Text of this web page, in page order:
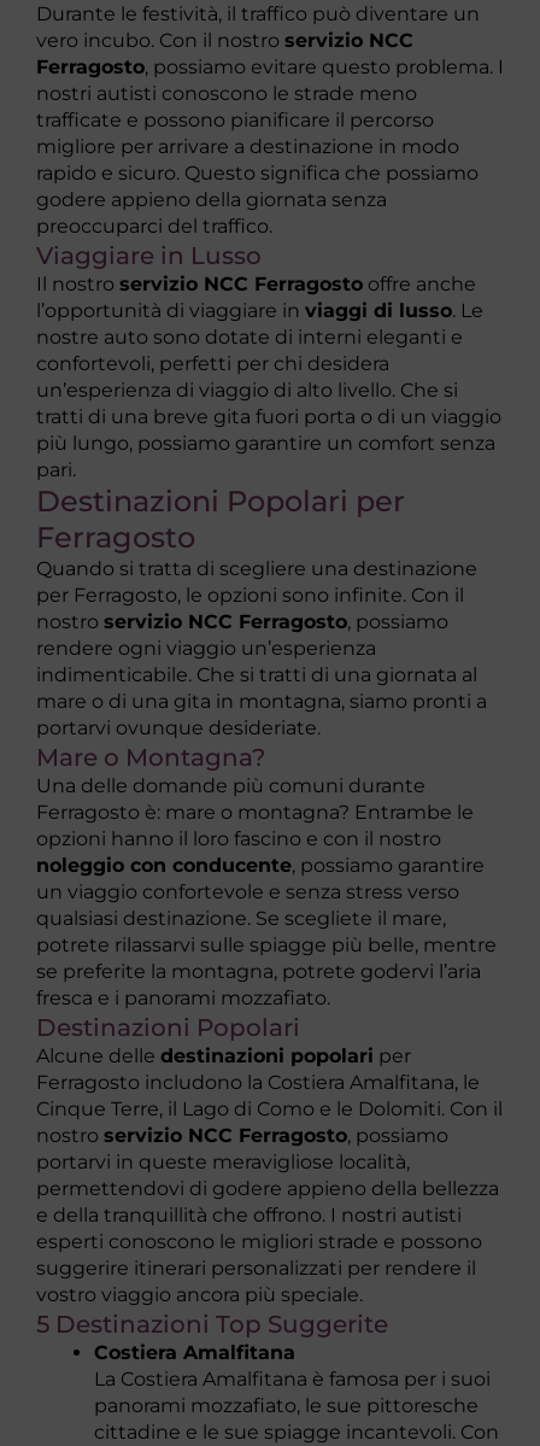
Durante le festività, il traffico può diventare un
vero incubo. Con il nostro servizio NCC
Ferragosto, possiamo evitare questo problema. I
nostri autisti conoscono le strade meno
trafficate e possono pianificare il percorso
migliore per arrivare a destinazione in modo
rapido e sicuro. Questo significa che possiamo
godere appieno della giornata senza
preoccuparci del traffico.
Viaggiare in Lusso
Il nostro servizio NCC Ferragosto offre anche
l’opportunità di viaggiare in viaggi di lusso. Le
nostre auto sono dotate di interni eleganti e
confortevoli, perfetti per chi desidera
un’esperienza di viaggio di alto livello. Che si
tratti di una breve gita fuori porta o di un viaggio
più lungo, possiamo garantire un comfort senza
pari.
Destinazioni Popolari per
Ferragosto
Quando si tratta di scegliere una destinazione
per Ferragosto, le opzioni sono infinite. Con il
nostro servizio NCC Ferragosto, possiamo
rendere ogni viaggio un’esperienza
indimenticabile. Che si tratti di una giornata al
mare o di una gita in montagna, siamo pronti a
portarvi ovunque desideriate.
Mare o Montagna?
Una delle domande più comuni durante
Ferragosto è: mare o montagna? Entrambe le
opzioni hanno il loro fascino e con il nostro
noleggio con conducente, possiamo garantire
un viaggio confortevole e senza stress verso
qualsiasi destinazione. Se scegliete il mare,
potrete rilassarvi sulle spiagge più belle, mentre
se preferite la montagna, potrete godervi l’aria
fresca e i panorami mozzafiato.
Destinazioni Popolari
Alcune delle destinazioni popolari per
Ferragosto includono la Costiera Amalfitana, le
Cinque Terre, il Lago di Como e le Dolomiti. Con il
nostro servizio NCC Ferragosto, possiamo
portarvi in queste meravigliose località,
permettendovi di godere appieno della bellezza
e della tranquillità che offrono. I nostri autisti
esperti conoscono le migliori strade e possono
suggerire itinerari personalizzati per rendere il
vostro viaggio ancora più speciale.
5 Destinazioni Top Suggerite
Costiera Amalfitana
La Costiera Amalfitana è famosa per i suoi
panorami mozzafiato, le sue pittoresche
cittadine e le sue spiagge incantevoli. Con